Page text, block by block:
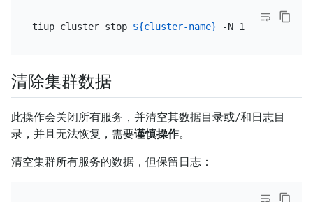
tiup cluster stop ${cluster-name}
清除集群数据
此操作会关闭所有服务，并清空其数据目录或/和日志目
录，并且无法恢复，需要谨慎操作。
清空集群所有服务的数据，但保留日志：